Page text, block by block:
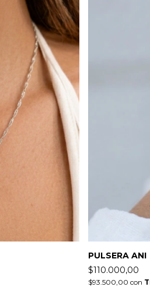
PULSERA ANI
$110.000,00
$93.500,00 con